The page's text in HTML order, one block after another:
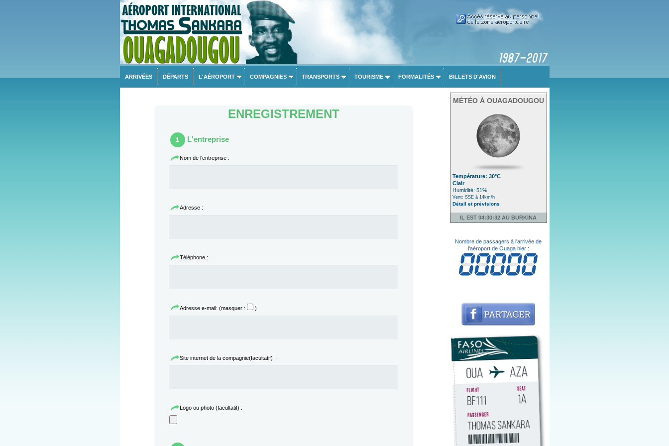
ARRIVÉES DÉPARTS L'AÉROPORT COMPAGNIES TRANSPORTS TOURISME FORMALITÉS BILLETS D'AVION
ENREGISTREMENT
1 L'entreprise
Nom de l'entreprise :
Adresse :
Téléphone :
Adresse e-mail: (masquer : )
Site internet de la compagnie(facultatif) :
Logo ou photo (facultatif) :
MÉTÉO À OUAGADOUGOU
Température: 30°C
Clair
Humidité: 51%
Vent: SSE à 14km/h
Détail et prévisions
IL EST 04:30:32 AU BURKINA
Nombre de passagers à l'arrivée de
l'aéroport de Ouaga hier :